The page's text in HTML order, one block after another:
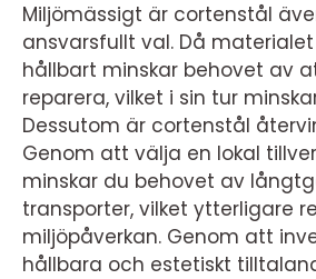
Miljömässigt är cortenstål
ansvarsfullt val. Då
hållbart minskar behovet av
reparera, vilket i sin tur
Dessutom är cortenstål
Genom att välja en lokal
minskar du behovet av
transporter, vilket ytterligare
miljöpåverkan. Genom att
hållbara och estetiskt